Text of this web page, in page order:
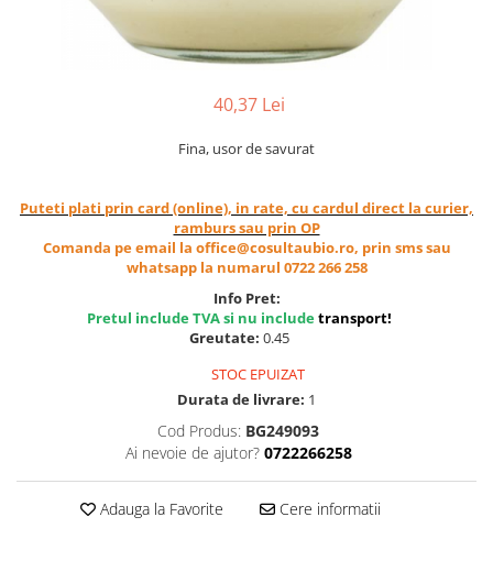
Superalimente bio
Fructe si legume Bio
Cereale, fulgi din cereale, mic
Orez, Faina si Premixuri
Ulei, otet
Produse din carne
Produse din soia
40,37 Lei
Fina, usor de savurat
Puteti plati prin card (online), in rate, cu cardul direct la curier,
ramburs sau prin OP
Comanda pe email la office@cosultaubio.ro, prin sms sau
whatsapp la numarul 0722 266 258
Info Pret:
Pretul include TVA si nu includetransport!
Greutate: 0.45
STOC EPUIZAT
Durata de livrare: 1
Cod Produs: BG249093
Ai nevoie de ajutor? 0722266258
Adauga la Favorite Cere informatii